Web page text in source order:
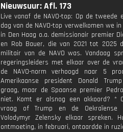
Nieuwsuur: Afl. 173
Live vanaf de NAVO-top: Op de tweede
dag van de NAVO-top verwelkomen we
in Den Haag o.a. demissionair premier
en Rob Bauer, die van 2021 tot 2025
militair van de NAVO was. Vandaag
regeringsleiders met elkaar over de
de NAVO-norm verhoogd naar 5
Amerikaanse president Donald
graag, maar de Spaanse premier
niet. Komt er alsnog een akkoord? *
vraag of Trump en de Oekraïense
Volodymyr Zelensky elkaar spreken.
ontmoeting, in februari, ontaardde in